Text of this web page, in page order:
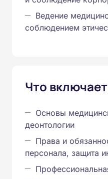
Ведение
соблюдением
Что
Основы
деонтологии
Права и
персонала, защита